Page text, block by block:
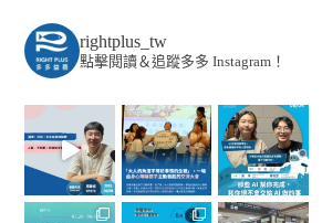
rightplus_tw
點擊閱讀＆追蹤多多 Instagram！